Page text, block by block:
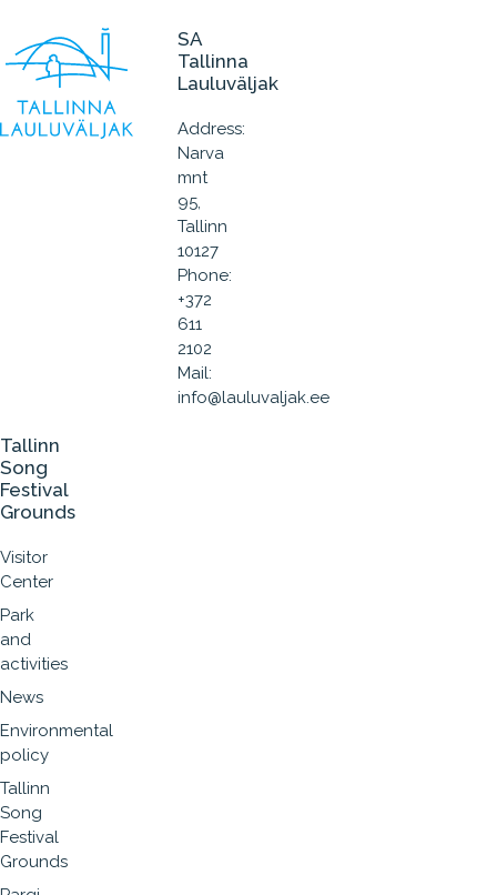
SA
Tallinna
Lauluväljak
Address:
Narva
mnt
95,
Tallinn
10127
Phone:
+372
611
2102
Mail:
info@lauluvaljak.ee
Tallinn
Song
Festival
Grounds
Visitor
Center
Park
and
activities
News
Environmental
policy
Tallinn
Song
Festival
Grounds